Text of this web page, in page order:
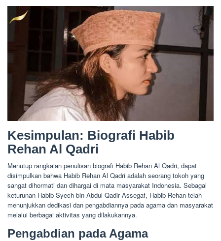
Kesimpulan: Biografi Habib
Rehan Al Qadri
Menutup rangkaian penulisan biografi Habib Rehan Al Qadri, dapat
disimpulkan bahwa Habib Rehan Al Qadri adalah seorang tokoh yang
sangat dihormati dan dihargai di mata masyarakat Indonesia. Sebagai
keturunan Habib Syech bin Abdul Qadir Assegaf, Habib Rehan telah
menunjukkan dedikasi dan pengabdiannya pada agama dan masyarakat
melalui berbagai aktivitas yang dilakukannya.
Pengabdian pada Agama